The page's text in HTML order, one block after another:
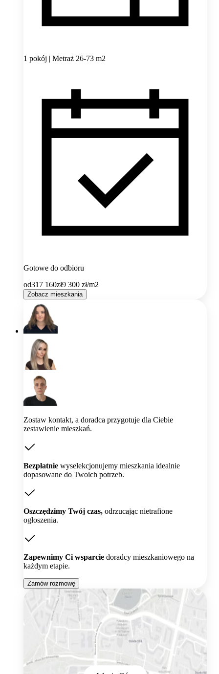
1 pokój | Metraż 26-73 m2
Gotowe do odbioru
od317 160zł9 300 zł/m2
Zobacz mieszkania
Zostaw kontakt, a doradca przygotuje dla Ciebie
zestawienie mieszkań.
Bezpłatnie wyselekcjonujemy mieszkania idealnie
dopasowane do Twoich potrzeb.
Oszczędzimy Twój czas, odrzucając nietrafione
ogłoszenia.
Zapewnimy Ci wsparcie doradcy mieszkaniowego na
każdym etapie.
Zamów rozmowę